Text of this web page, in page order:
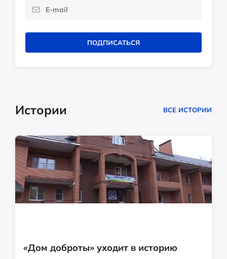
ПОДПИСАТЬСЯ
Истории ВСЕ ИСТОРИИ
«Дом доброты» уходит в историю